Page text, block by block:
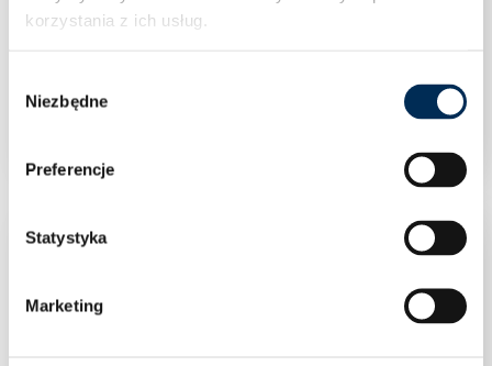
korzystania z ich usług.
zgody
Niezbędne
Preferencje
Statystyka
Marketing
Mufa standard 1” mosiądz